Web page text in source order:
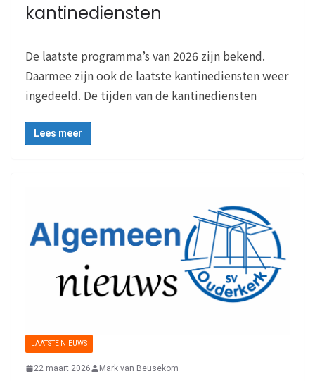
kantinediensten
De laatste programma’s van 2026 zijn bekend.
Daarmee zijn ook de laatste kantinediensten weer
ingedeeld. De tijden van de kantinediensten
Lees meer
LAATSTE NIEUWS
22 maart 2026 Mark van Beusekom